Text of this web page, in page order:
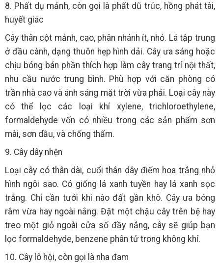
8. Phất dụ mảnh, còn gọi là phất dũ trúc, hồng phát tài,
huyết giác
Cây thân cột mảnh, cao, phân nhánh ít, nhỏ. Lá tập trung
ở đầu cành, dạng thuôn hẹp hình dải. Cây ưa sáng hoặc
chịu bóng bán phần thích hợp làm cây trang trí nội thất,
nhu cầu nước trung bình. Phù hợp với căn phòng có
trần nhà cao và ánh sáng mặt trời vừa phải. Loại cây này
có thể lọc các loại khí xylene, trichloroethylene,
formaldehyde vốn có nhiều trong các sản phẩm sơn
mài, sơn dầu, và chống thấm.
9. Cây dây nhện
Loại cây có thân dài, cuối thân dây điểm hoa trắng nhỏ
hình ngôi sao. Có giống lá xanh tuyền hay lá xanh sọc
trắng. Chỉ cần tưới khi nào đất gần khô. Cây ưa bóng
râm vừa hay ngoài nắng. Đặt một chậu cây trên bệ hay
treo một giỏ ngoài cửa sổ đầy nắng, cây sẽ giúp bạn
lọc formaldehyde, benzene phân tử trong không khí.
10. Cây lô hội, còn gọi là nha đam